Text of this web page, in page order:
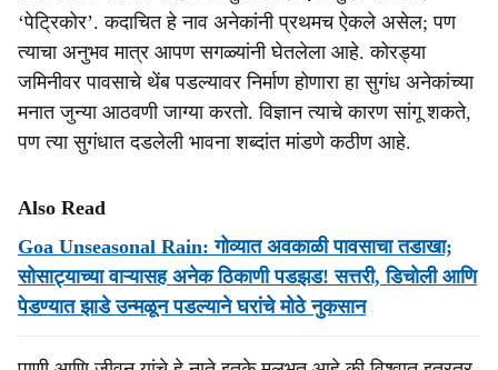
‘पेट्रिकोर’. कदाचित हे नाव अनेकांनी प्रथमच ऐकले असेल; पण
त्याचा अनुभव मात्र आपण सगळ्यांनी घेतलेला आहे. कोरड्या
जमिनीवर पावसाचे थेंब पडल्यावर निर्माण होणारा हा सुगंध अनेकांच्या
मनात जुन्या आठवणी जाग्या करतो. विज्ञान त्याचे कारण सांगू शकते,
पण त्या सुगंधात दडलेली भावना शब्दांत मांडणे कठीण आहे.
Also Read
Goa Unseasonal Rain: गोव्यात अवकाळी पावसाचा तडाखा;
सोसाट्याच्या वाऱ्यासह अनेक ठिकाणी पडझड! सत्तरी, डिचोली आणि
पेडण्यात झाडे उन्मळून पडल्याने घरांचे मोठे नुकसान